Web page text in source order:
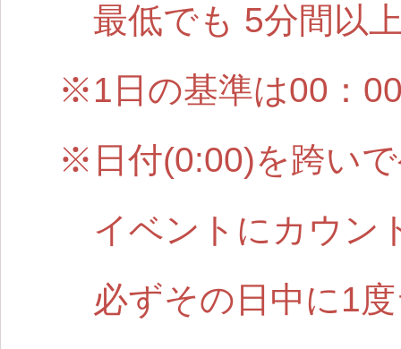
最低でも 5分間以
※1日の基準は00：
※日付(0:00)を跨い
イベントにカウン
必ずその日中に1度